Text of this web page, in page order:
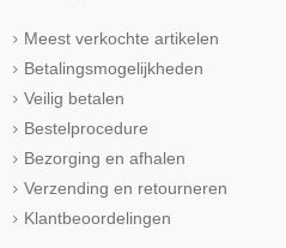
Meest verkochte artikelen
Betalingsmogelijkheden
Veilig betalen
Bestelprocedure
Bezorging en afhalen
Verzending en retourneren
Klantbeoordelingen